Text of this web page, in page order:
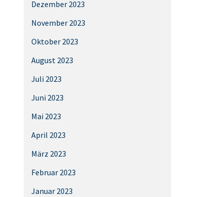
Dezember 2023
November 2023
Oktober 2023
August 2023
Juli 2023
Juni 2023
Mai 2023
April 2023
März 2023
Februar 2023
Januar 2023